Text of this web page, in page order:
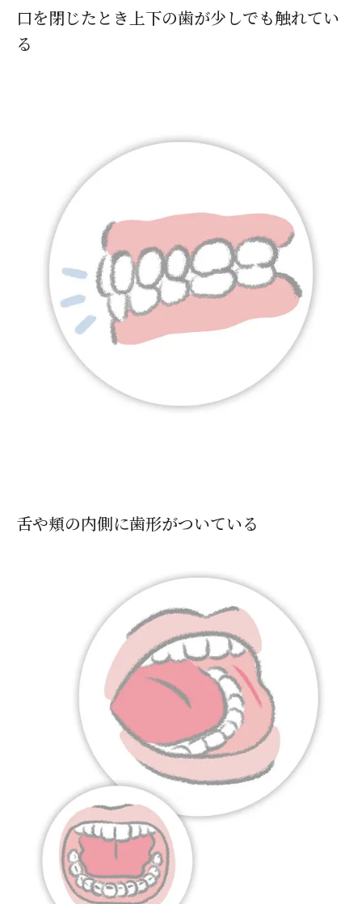
口を閉じたとき上下の歯が少しでも触れてい
る
舌や頬の内側に歯形がついている